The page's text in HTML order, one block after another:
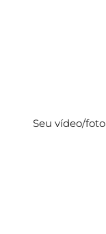
Seu vídeo/foto